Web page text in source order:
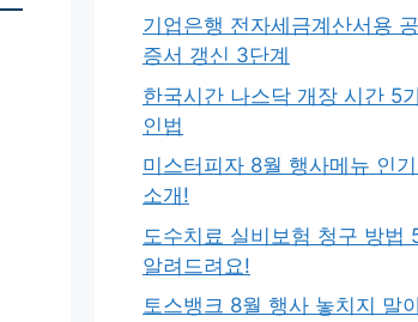
기업은행 전자세금계산서용
증서 갱신 3단계
한국시간 나스닥 개장 시간 5
인법
미스터피자 8월 행사메뉴 인
소개!
도수치료 실비보험 청구 방법
알려드려요!
토스뱅크 8월 행사 놓치지 말